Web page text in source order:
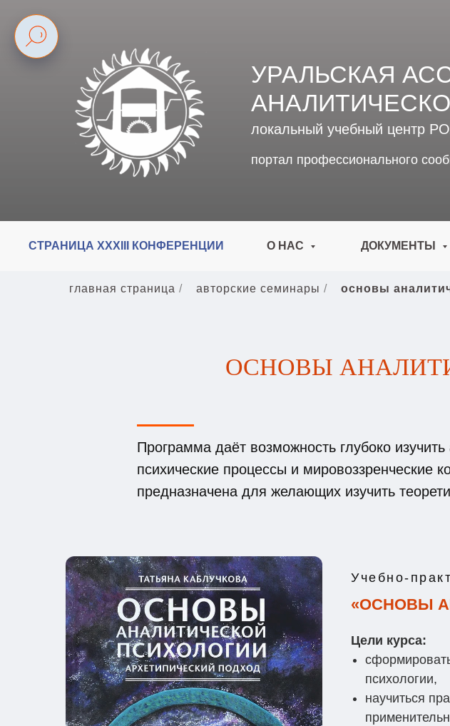
УРАЛЬСКАЯ
портал профессионального
локальный учебный центр
СТРАНИЦА XXXIII КОНФЕРЕНЦИИ О НАС ДОКУМЕНТЫ
главная страница / авторские семинары / основы
ОСНОВЫ
Программа даёт возможность глубоко
психические процессы и мировоззренческие
предназначена для желающих изучить
Учебно-
«ОСНОВЫ
Цели курса:
психологии,
научиться